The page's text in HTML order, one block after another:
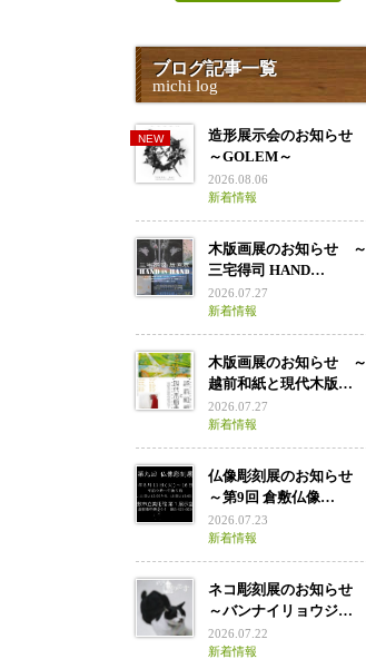
ブログ記事一覧
michi log
造形展示会のお知らせ
～GOLEM～
2026.08.06
新着情報
木版画展のお知らせ ～
三宅得司 HAND…
2026.07.27
新着情報
木版画展のお知らせ ～
越前和紙と現代木版…
2026.07.27
新着情報
仏像彫刻展のお知らせ
～第9回 倉敷仏像…
2026.07.23
新着情報
ネコ彫刻展のお知らせ
～バンナイリョウジ…
2026.07.22
新着情報